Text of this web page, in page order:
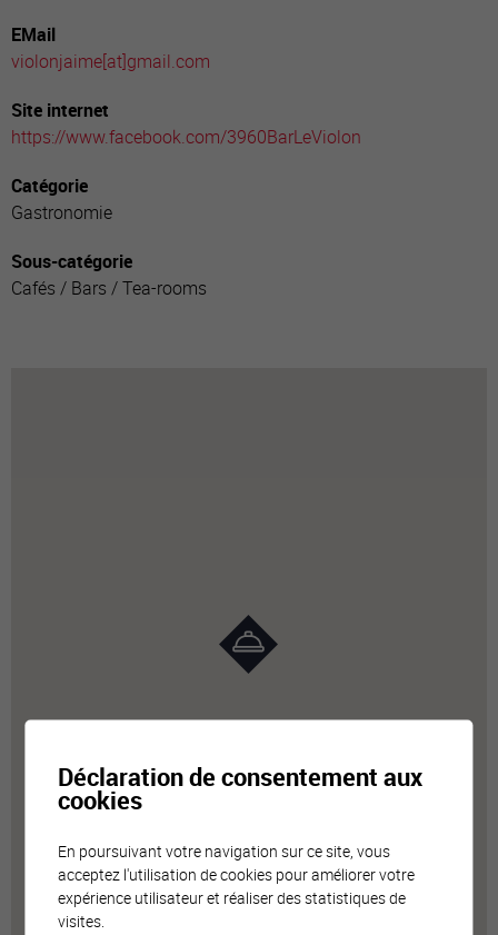
EMail
violonjaime[at]gmail.com
Site internet
https://www.facebook.com/3960BarLeViolon
Catégorie
Gastronomie
Sous-catégorie
Cafés / Bars / Tea-rooms
Déclaration de consentement aux
cookies
En poursuivant votre navigation sur ce site, vous
acceptez l'utilisation de cookies pour améliorer votre
expérience utilisateur et réaliser des statistiques de
visites.